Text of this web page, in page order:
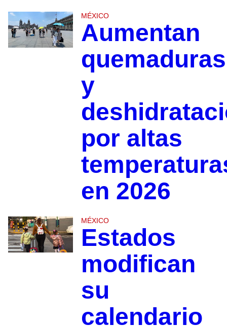
MÉXICO
Aumentan
quemaduras
y
por altas
en 2026
MÉXICO
Estados
modifican
su
calendario